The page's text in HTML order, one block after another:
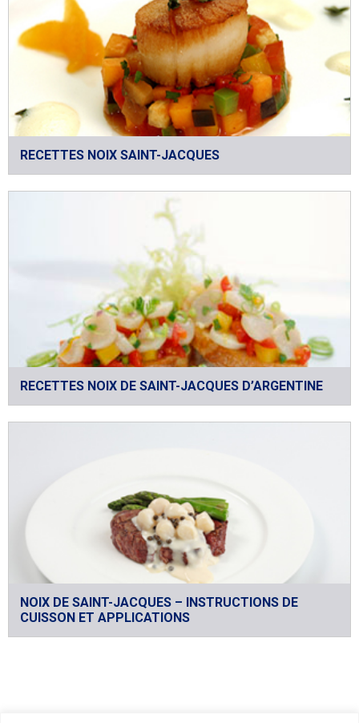
RECETTES NOIX SAINT-JACQUES
RECETTES NOIX DE SAINT-JACQUES D’ARGENTINE
NOIX DE SAINT-JACQUES – INSTRUCTIONS DE
CUISSON ET APPLICATIONS